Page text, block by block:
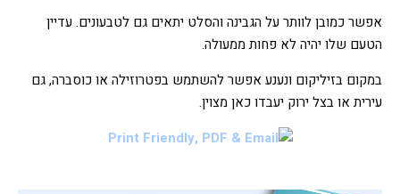
אפשר כמובן לוותר על הגבינה והסלט יתאים גם לטבעונים. עדיין
הטעם שלו יהיה לא פחות ממעולה.
במקום בזיליקום ונענע אפשר להשתמש בפטרוזילה או כוסברה, גם
עירית או בצל ירוק יעבדו כאן מצוין.